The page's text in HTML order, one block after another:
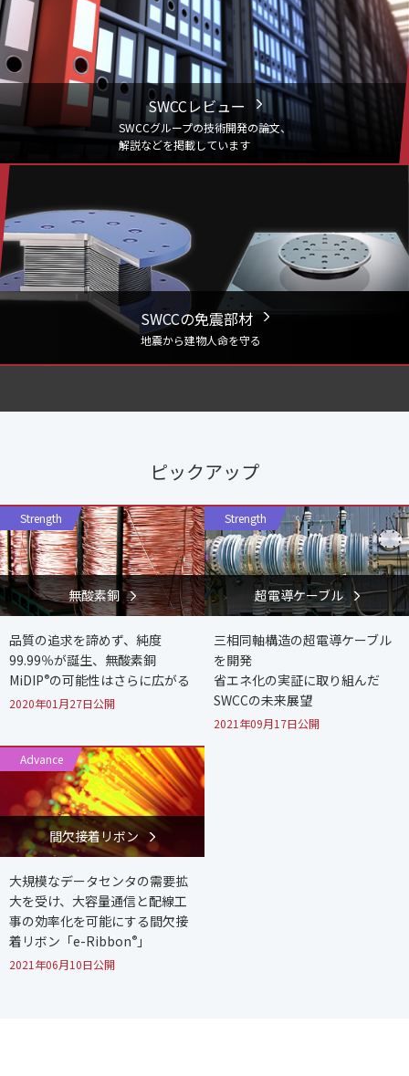
SWCCレビュー
SWCCグループの技術開発の論文、
解説などを掲載しています
SWCCの免震部材
地震から建物人命を守る
ピックアップ
Strength
無酸素銅
品質の追求を諦めず、純度
99.99％が誕生、無酸素銅
MiDIP®の可能性はさらに広がる
2020年01月27日公開
Strength
超電導ケーブル
三相同軸構造の超電導ケーブル
を開発
省エネ化の実証に取り組んだ
SWCCの未来展望
2021年09月17日公開
Advance
間欠接着リボン
大規模なデータセンタの需要拡
大を受け、大容量通信と配線工
事の効率化を可能にする間欠接
着リボン「e-Ribbon® 」
2021年06月10日公開